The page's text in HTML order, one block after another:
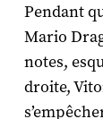
Pendant
Mario
notes,
droite,